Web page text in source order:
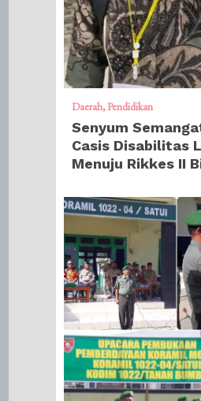
Daerah Pendidikan
Senyum
Casis Disabilitas
Menuju Rikkes II